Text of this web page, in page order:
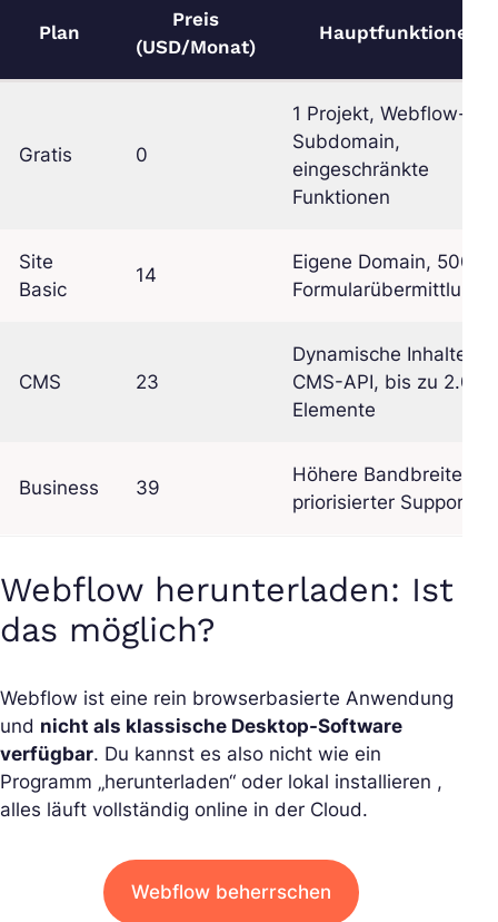
Plan
Preis
(USD/Monat)
Hauptfunktionen
Gratis 0
1 Projekt, Webflow-
Subdomain,
eingeschränkte
Funktionen
Site
Basic
14
Eigene Domain, 500
CMS 23
Dynamische Inhalte,
CMS-API, bis zu 2.000
Elemente
Business 39
Höhere Bandbreite,
priorisierter Support
Webflow herunterladen: Ist
das möglich?
Webflow ist eine rein browserbasierte Anwendung
und nicht als klassische Desktop-Software
verfügbar. Du kannst es also nicht wie ein
Programm „herunterladen“ oder lokal installieren ,
alles läuft vollständig online in der Cloud.
Webflow beherrschen